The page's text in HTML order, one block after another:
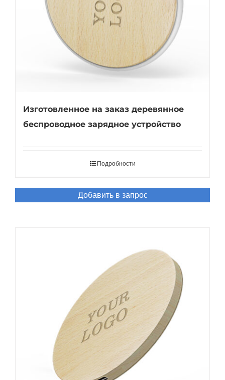
Изготовленное на заказ деревянное
беспроводное зарядное устройство
Подробности
Добавить в запрос